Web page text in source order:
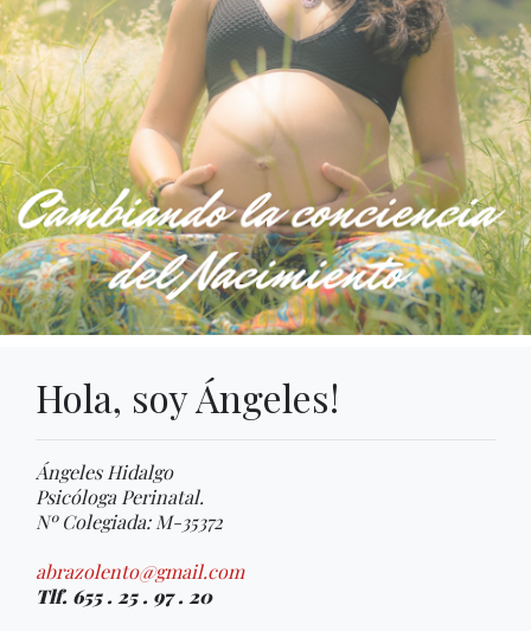
Hola, soy Ángeles!
Ángeles Hidalgo
Psicóloga Perinatal.
Nº Colegiada: M-35372
abrazolento@gmail.com
Tlf. 655 . 25 . 97 . 20